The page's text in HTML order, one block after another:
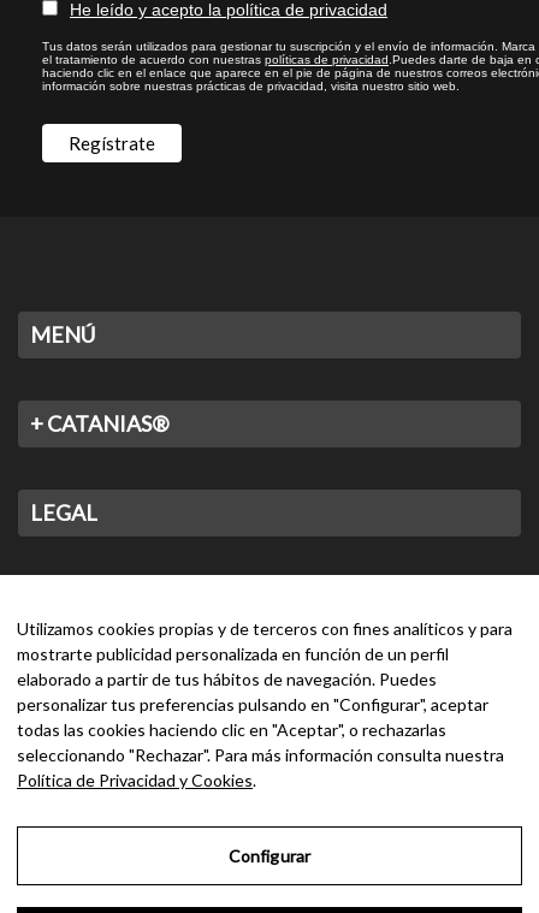
He leído y acepto la política de privacidad
Tus datos serán utilizados para gestionar tu suscripción y el envío de información.
el tratamiento de acuerdo con nuestras políticas de privacidad .Puedes darte de baja en
haciendo clic en el enlace que aparece en el pie de página de nuestros correos
información sobre nuestras prácticas de privacidad, visita nuestro sitio web.
MENÚ
+ CATANIAS®
LEGAL
Utilizamos cookies propias y de terceros con fines analíticos y para
mostrarte publicidad personalizada en función de un perfil
elaborado a partir de tus hábitos de navegación. Puedes
personalizar tus preferencias pulsando en "Configurar", aceptar
todas las cookies haciendo clic en "Aceptar", o rechazarlas
seleccionando "Rechazar". Para más información consulta nuestra
Política de Privacidad y Cookies.
Configurar